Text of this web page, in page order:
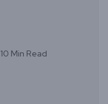
10 Min Read